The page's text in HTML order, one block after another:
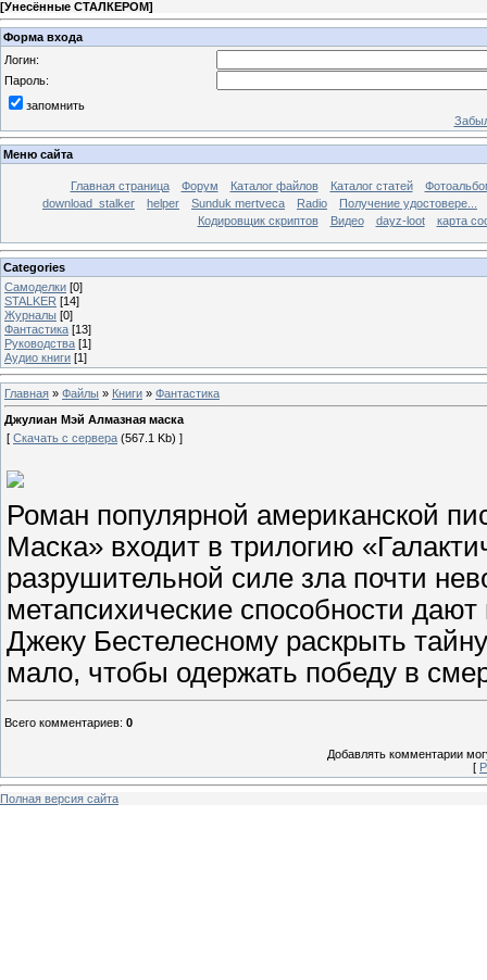
[Унесённые СТАЛКЕРОМ]
Форма входа
Логин:
Пароль:
запомнить
Меню сайта
Главная страница Форум Каталог файлов Каталог статей
download_stalker
helper Sunduk mertveca Radio
Получение удостовере...
Кодировщик скриптов
Видео dayz-loot карта
Categories
Самоделки [0]
STALKER [14]
Журналы [0]
Фантастика [13]
Руководства [1]
Аудио книги [1]
Главная » Файлы » Книги » Фантастика
Джулиан Мэй Алмазная маска
[ Скачать с сервера (567.1 Kb) ]
Роман популярной американской
Маска» входит в трилогию
разрушительной силе зла почти
метапсихические способности
Джеку Бестелесному раскрыть
мало, чтобы одержать победу в
Всего комментариев: 0
Добавлять комментарии
[
Полная версия сайта